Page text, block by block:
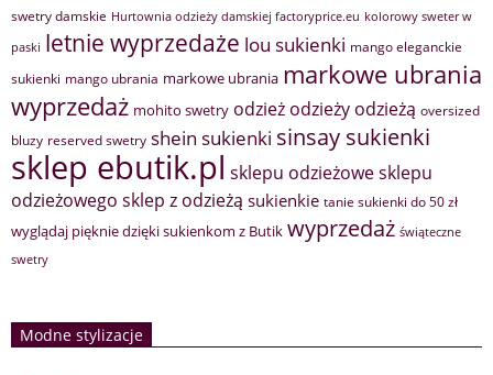
swetry damskie Hurtownia odzieży damskiej factoryprice.eu kolorowy sweter w
paski letnie wyprzedaże lou sukienki mango eleganckie
sukienki mango ubrania markowe ubrania markowe ubrania
wyprzedaż mohito swetry odzież odzieży odzieżą oversized
bluzy reserved swetry shein sukienki sinsay sukienki
sklep ebutik.pl sklepu odzieżowesklepu
odzieżowego sklep z odzieżą sukienkie tanie sukienki do 50 zł
wyglądaj pięknie dzięki sukienkom z Butik wyprzedaż świąteczne
swetry
Modne stylizacje